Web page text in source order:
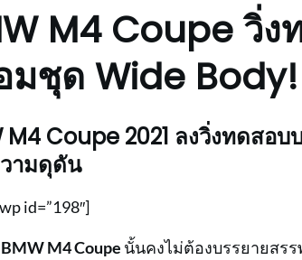
M4 Coupe วิ่
มชุด Wide Body!
M4 Coupe 2021 ลงวิ่งทดสอ
ามดุดัน
id=”198″]
BMW M4 Coupe นั้นคงไม่ต้องบรรยายสร